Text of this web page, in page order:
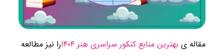
مقاله ی بهترین منابع کنکور سراسری هنر ۱۴۰۴
را نیز مطالعه